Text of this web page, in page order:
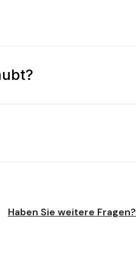
Haben Sie weitere Fragen?